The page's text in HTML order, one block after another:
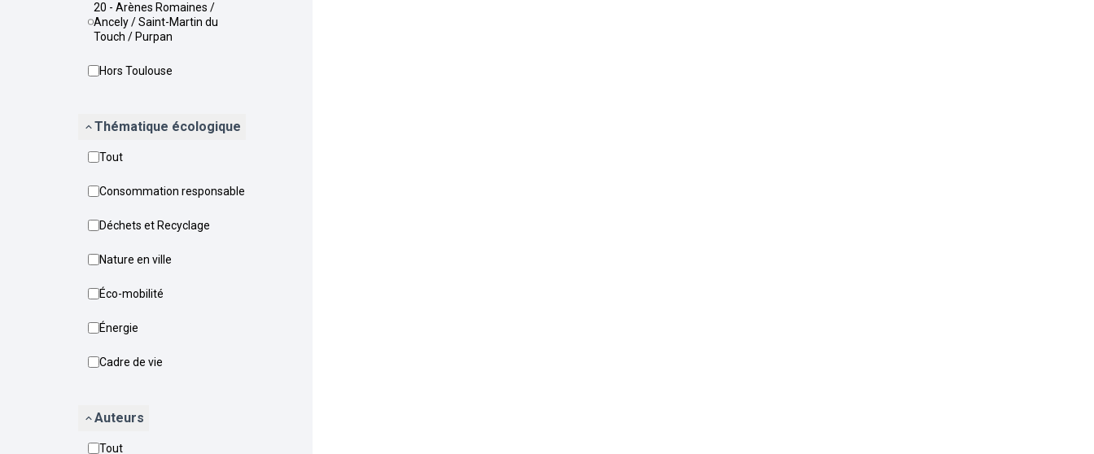
20 - Arènes Romaines /
Ancely / Saint-Martin du
Touch / Purpan
Hors Toulouse
Thématique écologique
Tout
Consommation responsable
Déchets et Recyclage
Nature en ville
Éco-mobilité
Énergie
Cadre de vie
Auteurs
Tout